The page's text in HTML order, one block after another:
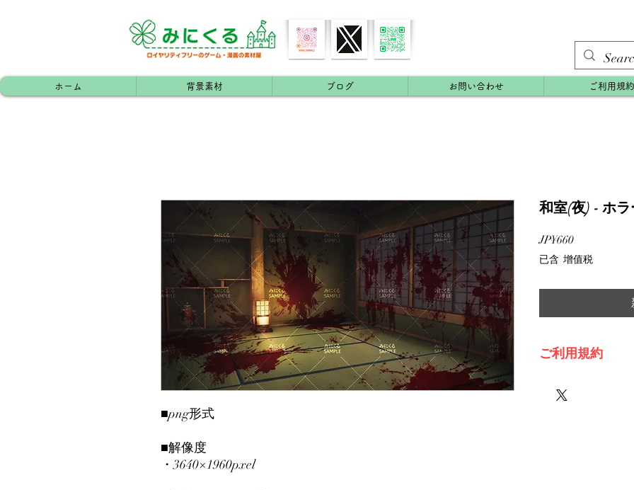
ホーム 背景素材 ブログ お問い合わせ ご利用規約
■png形式
■解像度
・3640×1960pxel
和室(夜) - ホラ
JP¥660價
格
已含 增值税
ご利用規約